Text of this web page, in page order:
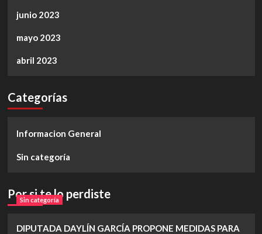
junio 2023
mayo 2023
abril 2023
Categorías
Informacion General
Sin categoría
Por si te lo perdiste
Sin categoría
DIPUTADA DAYLÍN GARCÍA PROPONE MEDIDAS PARA